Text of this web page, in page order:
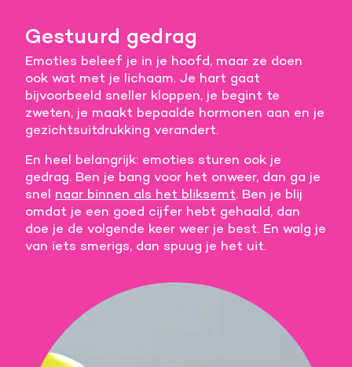
Gestuurd gedrag
Emoties beleef je in je hoofd, maar ze doen
ook wat met je lichaam. Je hart gaat
bijvoorbeeld sneller kloppen, je begint te
zweten, je maakt bepaalde hormonen aan en je
gezichtsuitdrukking verandert.
En heel belangrijk: emoties sturen ook je
gedrag. Ben je bang voor het onweer, dan ga je
snel naar binnen als het bliksemt. Ben je blij
omdat je een goed cijfer hebt gehaald, dan
doe je de volgende keer weer je best. En walg je
van iets smerigs, dan spuug je het uit.
je voorkeuren aan.
Meer informatie
Alle cookies accepteren